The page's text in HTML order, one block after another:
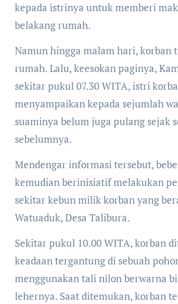
kepada istrinya untuk memberi
belakang rumah.
Namun hingga malam hari, korban
rumah. Lalu, keesokan paginya,
sekitar pukul 07.30 WITA, istri
menyampaikan kepada sejumlah
suaminya belum juga pulang sejak
sebelumnya.
Mendengar informasi tersebut,
kemudian berinisiatif melakukan
sekitar kebun milik korban yang
Watuaduk, Desa Talibura.
Sekitar pukul 10.00 WITA, korban
keadaan tergantung di sebuah
menggunakan tali nilon berwarna
lehernya. Saat ditemukan, korban